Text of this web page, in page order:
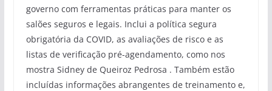
governo com ferramentas práticas para manter os
salões seguros e legais. Inclui a política segura
obrigatória da COVID, as avaliações de risco e as
listas de verificação pré-agendamento, como nos
mostra Sidney de Queiroz Pedrosa . Também estão
incluídas informações abrangentes de treinamento e,